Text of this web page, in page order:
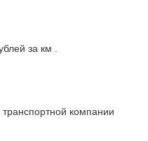
за км .
компании